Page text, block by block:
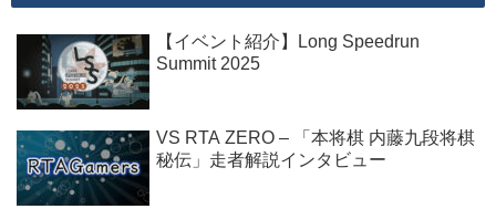
【イベント紹介】Long Speedrun
Summit 2025
VS RTA ZERO – 「本将棋 内藤九段将棋
秘伝」走者解説インタビュー